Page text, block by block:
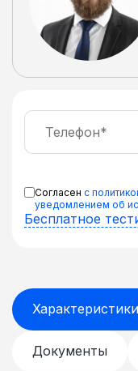
Согласен с
уведомлением об
Бесплатное
Документы